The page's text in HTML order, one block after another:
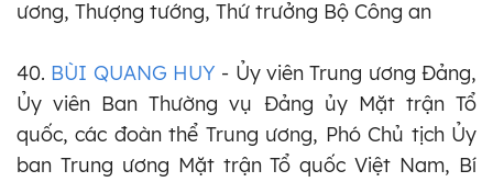
ương, Thượng tướng, Thứ trưởng Bộ Công an
40. BÙI QUANG HUY - Ủy viên Trung ương Đảng,
Ủy viên Ban Thường vụ Đảng ủy Mặt trận Tổ
quốc, các đoàn thể Trung ương, Phó Chủ tịch Ủy
ban Trung ương Mặt trận Tổ quốc Việt Nam, Bí